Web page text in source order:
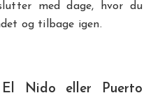
med dage, hvor du
og tilbage igen.
El Nido eller Puerto